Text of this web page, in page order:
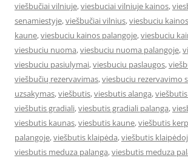
viešbučiai vilniuje,viesbuciai vilniuje kainos,
senamiestyje,viešbučiai vilnius,viesbuciu kainos
kaune,viesbuciu kainos palangoje,viesbuciu
viesbuciu nuoma,viesbuciu nuoma palangoje,
viesbuciu pasiulymai,viesbuciu paslaugos,
viešbučių rezervavimas,viesbuciu rezervavimo
uzsakymas,viešbutis,viesbutis alanga,
viešbutis gradiali,viesbutis gradiali palanga,
viesbutis kaunas,viesbutis kaune,viešbutis
palangoje,viešbutis klaipėda,viešbutis
viesbutis meduza palanga,viesbutis meduza